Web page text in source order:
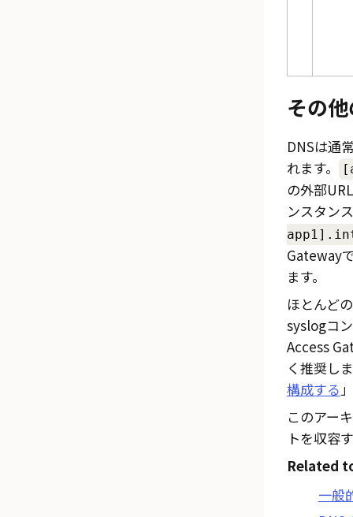
その
DNSは通
れます。
の外部
ンスタン
Gateway
ます。
ほとんど
syslogコ
Access
く推奨し
構成する
このアー
トを収容
Related
一般